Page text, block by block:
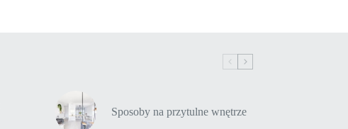
Sposoby na przytulne wnętrze